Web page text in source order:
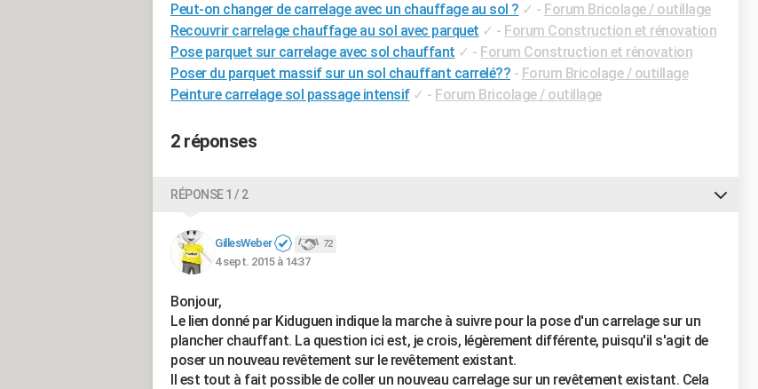
Peut-on changer de carrelage avec un chauffage au sol ? ✓ - Forum Bricolage / outillage
Recouvrir carrelage chauffage au sol avec parquet ✓ - Forum Construction et rénovation
Pose parquet sur carrelage avec sol chauffant ✓ - Forum Construction et rénovation
Poser du parquet massif sur un sol chauffant carrelé?? - Forum Bricolage / outillage
Peinture carrelage sol passage intensif ✓ - Forum Bricolage / outillage
2 réponses
RÉPONSE 1 / 2
GillesWeber 72
4 sept. 2015 à 14:37
Bonjour,
Le lien donné par Kiduguen indique la marche à suivre pour la pose d'un carrelage sur un
plancher chauffant. La question ici est, je crois, légèrement différente, puisqu'il s'agit de
poser un nouveau revêtement sur le revêtement existant.
Il est tout à fait possible de coller un nouveau carrelage sur un revêtement existant. Cela